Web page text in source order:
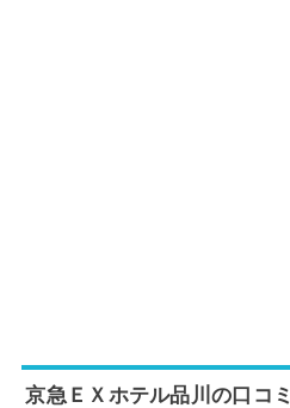
京急ＥＸホテル品川の口コミ